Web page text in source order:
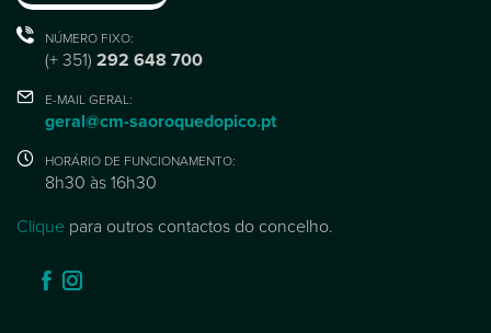
NÚMERO FIXO:
(+ 351) 292 648 700
E-MAIL GERAL:
geral@cm-saoroquedopico.pt
HORÁRIO DE FUNCIONAMENTO:
8h30 às 16h30
Clique para outros contactos do concelho.